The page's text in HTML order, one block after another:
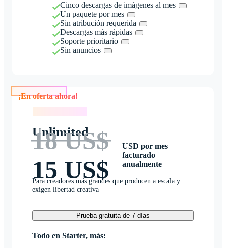
Cinco descargas de imágenes al mes
Un paquete por mes
Sin atribución requerida
Descargas más rápidas
Soporte prioritario
Sin anuncios
Unlimited
18 US$
15 US$
USD por mes
facturado
anualmente
Para creadores más grandes que producen a escala y
exigen libertad creativa
Prueba gratuita de 7 días
Todo en Starter, más: